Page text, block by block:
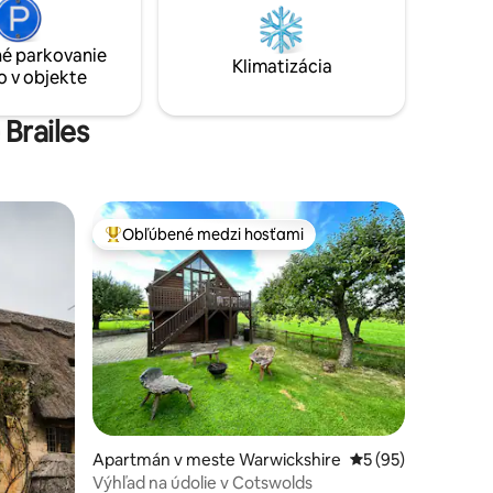
sledujte západ slnka cez polia. Je to
naozaj ohromujúci a nezabudnuteľný
pobyt.
parkovanie
v objekte
Klimatizácia
58
Najobľúbenejšie medzi hosťami
Obľúbené medzi hosťami
Apartmán v meste Warwickshire Priemerné
5 (95)
Výhľad na údolie v Cotswolds